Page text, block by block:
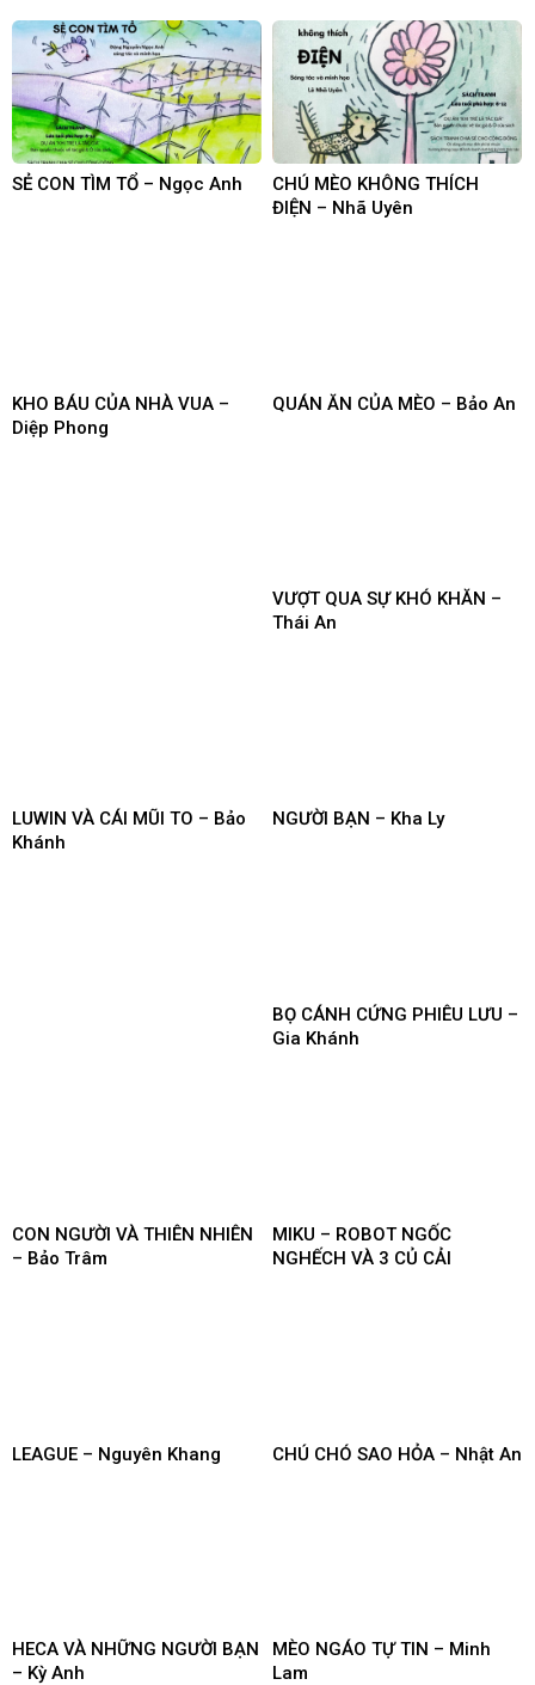
SẺ CON TÌM TỔ – Ngọc Anh
CHÚ MÈO KHÔNG THÍCH
ĐIỆN – Nhã Uyên
KHO BÁU CỦA NHÀ VUA –
Diệp Phong
QUÁN ĂN CỦA MÈO – Bảo An
VƯỢT QUA SỰ KHÓ KHĂN –
Thái An
LUWIN VÀ CÁI MŨI TO – Bảo
Khánh
NGƯỜI BẠN – Kha Ly
BỌ CÁNH CỨNG PHIÊU LƯU –
Gia Khánh
CON NGƯỜI VÀ THIÊN NHIÊN
– Bảo Trâm
MIKU – ROBOT NGỐC
NGHẾCH VÀ 3 CỦ CẢI
LEAGUE – Nguyên Khang CHÚ CHÓ SAO HỎA – Nhật An
HECA VÀ NHỮNG NGƯỜI BẠN
– Kỳ Anh
MÈO NGÁO TỰ TIN – Minh
Lam